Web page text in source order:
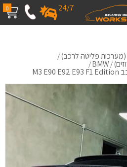
0 24/7
(מערכות פליטה לרכב)/
/
BMW
/